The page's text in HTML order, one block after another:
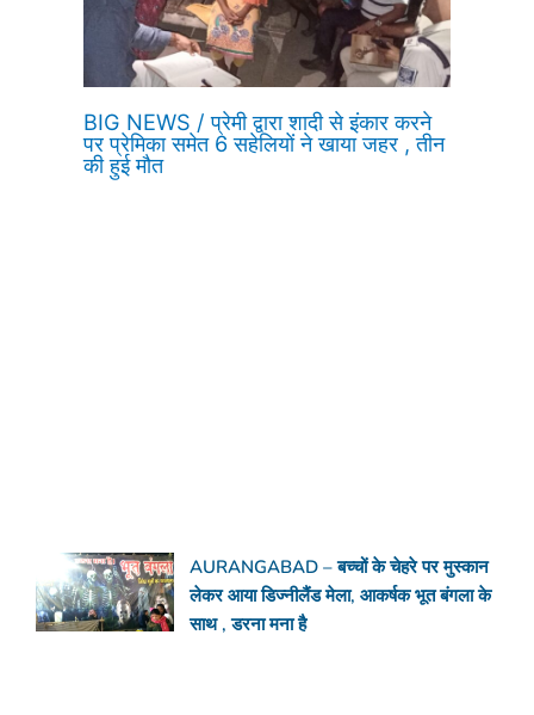
BIG NEWS / प्रेमी द्वारा शादी से इंकार करने
पर प्रेमिका समेत 6 सहेलियों ने खाया जहर , तीन
की हुई मौत
AURANGABAD – बच्चों के चेहरे पर मुस्कान
लेकर आया डिज्नीलैंड मेला, आकर्षक भूत बंगला के
साथ , डरना मना है